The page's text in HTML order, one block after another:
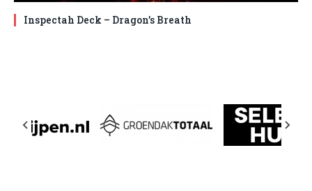
Inspectah Deck – Dragon’s Breath